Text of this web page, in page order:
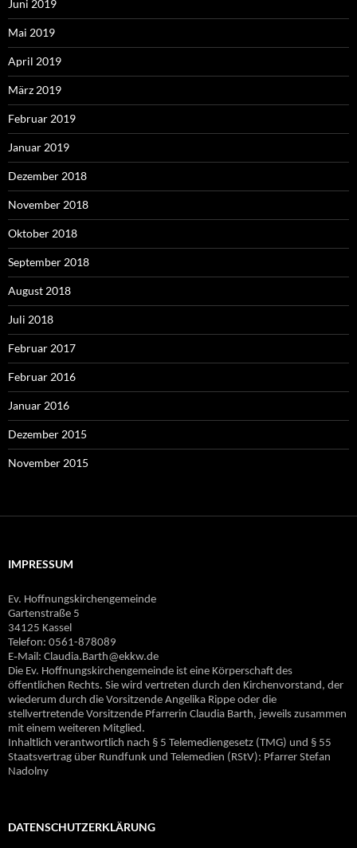
Juni 2019
Mai 2019
April 2019
März 2019
Februar 2019
Januar 2019
Dezember 2018
November 2018
Oktober 2018
September 2018
August 2018
Juli 2018
Februar 2017
Februar 2016
Januar 2016
Dezember 2015
November 2015
IMPRESSUM
Ev. Hoffnungskirchengemeinde
Gartenstraße 5
34125 Kassel
Telefon: 0561-878089
E‐Mail: Claudia.Barth@ekkw.de
Die Ev. Hoffnungskirchengemeinde ist eine Körperschaft des
öffentlichen Rechts. Sie wird vertreten durch den Kirchenvorstand, der
wiederum durch die Vorsitzende Angelika Rippe oder die
stellvertretende Vorsitzende Pfarrerin Claudia Barth, jeweils zusammen
mit einem weiteren Mitglied.
Inhaltlich verantwortlich nach § 5 Telemediengesetz (TMG) und § 55
Staatsvertrag über Rundfunk und Telemedien (RStV): Pfarrer Stefan
Nadolny
DATENSCHUTZERKLÄRUNG